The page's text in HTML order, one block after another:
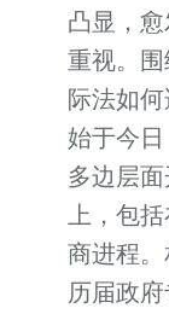
凸显，
重视。
际法如
始于今
多边层
上，包
商进程
历届政